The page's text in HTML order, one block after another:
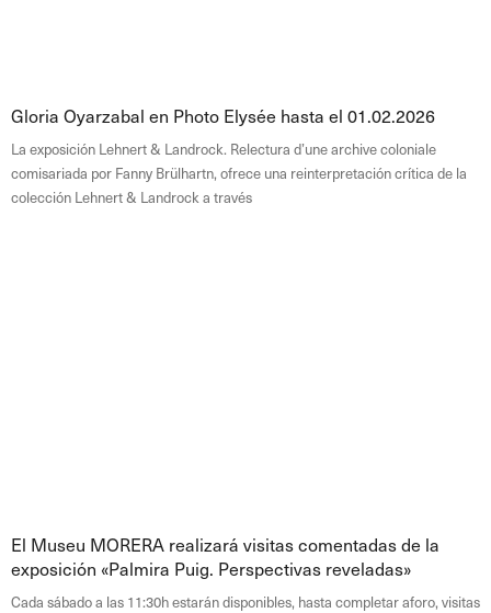
Gloria Oyarzabal en Photo Elysée hasta el 01.02.2026
La exposición Lehnert & Landrock. Relectura d’une archive coloniale
comisariada por Fanny Brülhartn, ofrece una reinterpretación crítica de la
colección Lehnert & Landrock a través
El Museu MORERA realizará visitas comentadas de la
exposición «Palmira Puig. Perspectivas reveladas»
Cada sábado a las 11:30h estarán disponibles, hasta completar aforo, visitas